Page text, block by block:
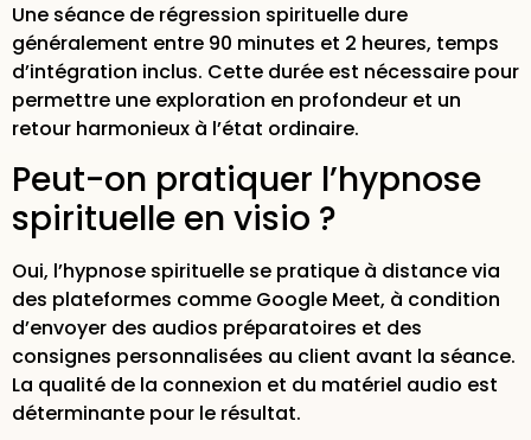
Une séance de régression spirituelle dure
généralement entre 90 minutes et 2 heures, temps
d’intégration inclus. Cette durée est nécessaire pour
permettre une exploration en profondeur et un
retour harmonieux à l’état ordinaire.
Peut-on pratiquer l’hypnose
spirituelle en visio ?
Oui, l’hypnose spirituelle se pratique à distance via
des plateformes comme Google Meet, à condition
d’envoyer des audios préparatoires et des
consignes personnalisées au client avant la séance.
La qualité de la connexion et du matériel audio est
déterminante pour le résultat.